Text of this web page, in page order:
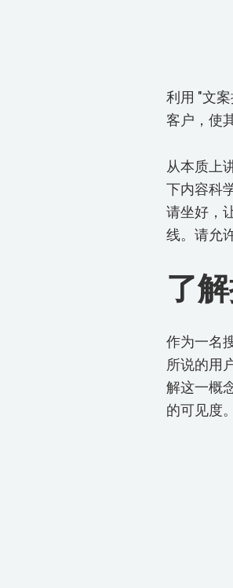
利用 "文
客户，使
从本质上
下内容科
请坐好，
线。请允
了
作为一名
所说的用
解这一概
的可见度。